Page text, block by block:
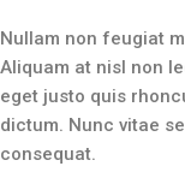
Nullam non feugiat
Aliquam at nisl non
eget justo quis
dictum. Nunc vitae
consequat.